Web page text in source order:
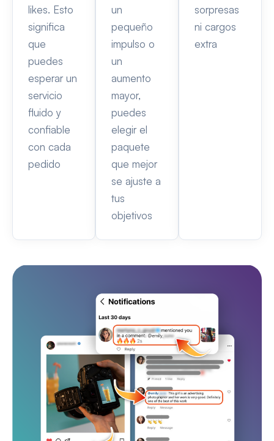
likes. Esto
significa
que
puedes
esperar un
servicio
fluido y
confiable
con cada
pedido
un
pequeño
impulso o
un
aumento
mayor,
puedes
elegir el
paquete
que mejor
se ajuste a
tus
objetivos
sorpresas
ni cargos
extra